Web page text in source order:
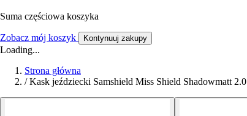
Suma częściowa koszyka
Zobacz mój koszyk Kontynuuj zakupy
Loading...
Strona główna
/ Kask jeździecki Samshield Miss Shield Shadowmatt 2.0